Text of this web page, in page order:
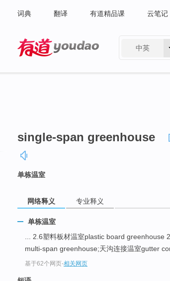
词典 翻译 有道精品课 云笔记
中英
single-span greenhouse
单栋温室
网络释义 专业释义
单栋温室
... 2.6塑料板材温室plastic board greenhouse
multi-span greenhouse;天沟连接温室gutter
基于62个网页-相关网页